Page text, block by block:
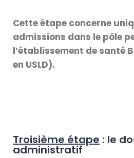
Cette étape concerne
admissions dans le pôle
l’établissement de santé
en USLD).
Troisième étape : le
administratif